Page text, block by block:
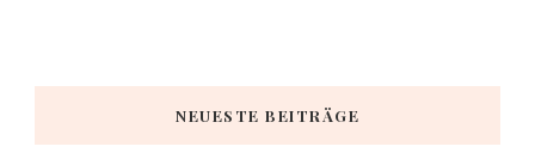
NEUESTE BEITRÄGE